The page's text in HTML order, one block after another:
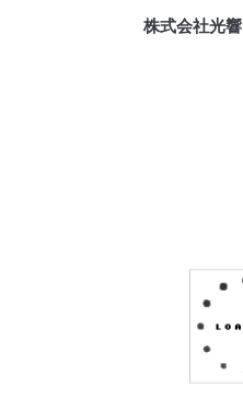
株式会社光